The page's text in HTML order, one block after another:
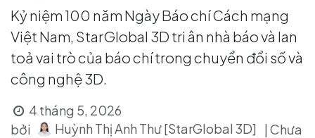
Kỷ niệm 100 năm Ngày Báo chí Cách mạng
Việt Nam, StarGlobal 3D tri ân nhà báo và lan
toả vai trò của báo chí trong chuyển đổi số và
công nghệ 3D.
4 tháng 5, 2026
bởi
Huỳnh Thị Anh Thư [StarGlobal 3D]
| Chưa